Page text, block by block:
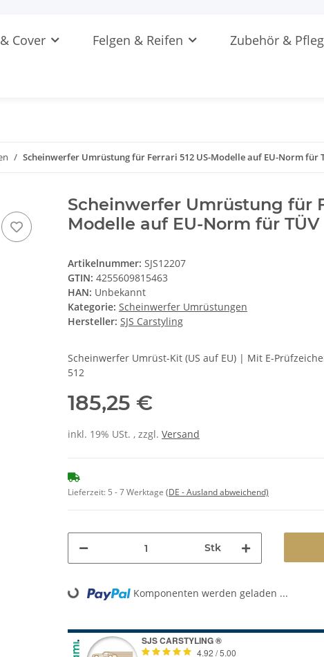
Cover Felgen & Reifen Zubehör &
Scheinwerfer Umrüstung für Ferrari 512 US-Modelle auf EU-Norm für
Scheinwerfer Umrüstung für
Modelle auf EU-Norm für TÜV
Artikelnummer: SJS12207
GTIN: 4255609815463
HAN: Unbekannt
Kategorie: Scheinwerfer Umrüstungen
Hersteller: SJS Carstyling
Scheinwerfer Umrüst-Kit (US auf EU) | Mit E-
512
185,25 €
inkl. 19% USt. , zzgl. Versand
Lieferzeit: 5 - 7 Werktage (DE - Ausland abweichend)
Stk
Loading... Komponenten werden geladen ...